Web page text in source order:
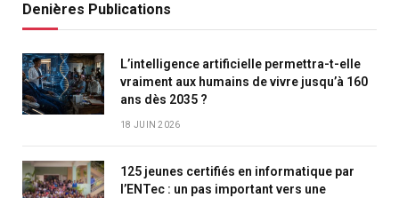
Denières Publications
L’intelligence artificielle permettra-t-elle
vraiment aux humains de vivre jusqu’à 160
ans dès 2035 ?
18 JUIN 2026
125 jeunes certifiés en informatique par
l’ENTec : un pas important vers une